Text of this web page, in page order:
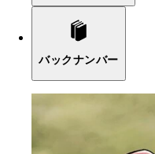
バックナンバー